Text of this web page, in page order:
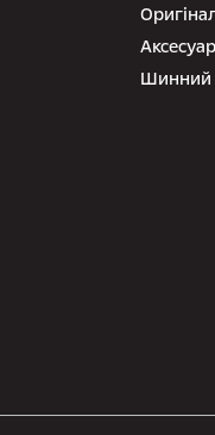
Шинний